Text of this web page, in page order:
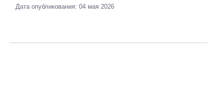
Дата опубликования: 04 мая 2026